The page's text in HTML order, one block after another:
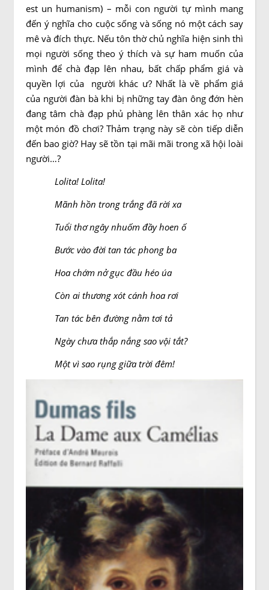
est un humanism) – mỗi con người tự mình mang
đến ý nghĩa cho cuộc sống và sống nó một cách say
mê và đích thực. Nếu tôn thờ chủ nghĩa hiện sinh thì
mọi người sống theo ý thích và sự ham muốn của
mình để chà đạp lên nhau, bất chấp phẩm giá và
quyền lợi của người khác ư? Nhất là về phẩm giá
của người đàn bà khi bị những tay đàn ông đớn hèn
đang tâm chà đạp phủ phàng lên thân xác họ như
một món đồ chơi? Thảm trạng này sẽ còn tiếp diễn
đến bao giờ? Hay sẽ tồn tại mãi mãi trong xã hội loài
người…?
Lolita! Lolita!
Mãnh hồn trong trắng đã rời xa
Tuổi thơ ngây nhuốm đầy hoen ố
Bước vào đời tan tác phong ba
Hoa chớm nở gục đầu héo úa
Còn ai thương xót cánh hoa rơi
Tan tác bên đường nằm tơi tả
Ngày chưa thắp nắng sao vội tắt?
Một vì sao rụng giữa trời đêm!